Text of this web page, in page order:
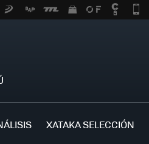
XATAKA SELECCIÓN